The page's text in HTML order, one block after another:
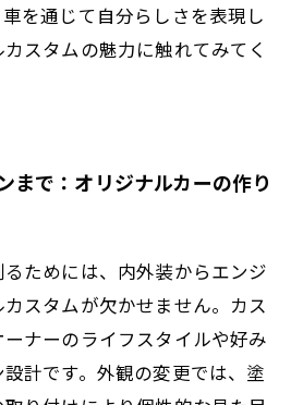
を通じて自分らしさを表現し
スタムの魅力に触れてみてく
まで：オリジナルカーの作り
ためには、内外装からエンジ
スタムが欠かせません。カス
ナーのライフスタイルや好み
計です。外観の変更では、塗